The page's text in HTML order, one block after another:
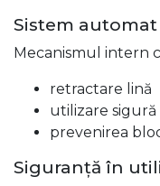
Sistem
Mecanismul intern
retractare lină
utilizare sigură
prevenirea
Siguranță în